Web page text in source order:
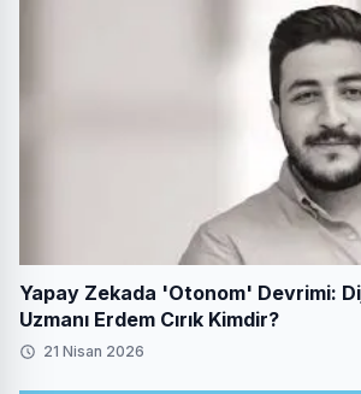
Yapay Zekada 'Otonom' Devrimi:
Uzmanı Erdem Cırık Kimdir?
21 Nisan 2026